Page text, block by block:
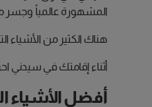
المشهورة عالمياً وجسر
هناك الكثير من الأشياء
أثناء إقامتك في سيدني
أفضل الأشياء